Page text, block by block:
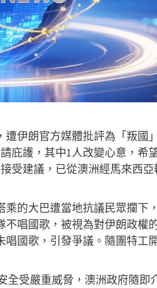
伊朗官方媒體批評為「叛國
庇護，其中1人改變心意，希
受建議，已從澳洲經馬來西亞
的大巴遭當地抗議民眾攔下
唱國歌，被視為對伊朗政權
國歌，引發爭議。隨團特工
全受嚴重威脅，澳洲政府隨即